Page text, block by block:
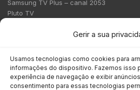
Gerir a sua
Usamos tecnologias como cookies para
informações do dispositivo. Fazemos isso
experiência de navegação e exibir
consentimento para essas tecnologias
Samsung TV Plus – canal 2053
Pluto TV
redacao@bmcnews.com.br
Comercial:
comercial@bmcnews.com.br